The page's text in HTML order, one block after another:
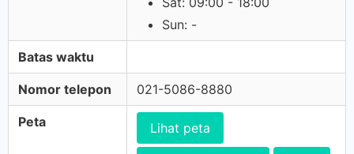
Sun: -
Batas waktu
Nomor telepon 021-5086-8880
Peta Lihat peta